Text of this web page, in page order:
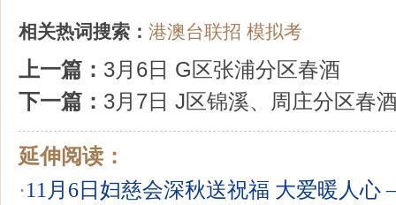
相关热词搜索： 港澳台联招 模拟考
上一篇： 3月6日 G区张浦分区春酒
下一篇： 3月7日 J区锦溪、周庄分区春
延伸阅读：
·11月6日妇慈会深秋送祝福 大爱暖人